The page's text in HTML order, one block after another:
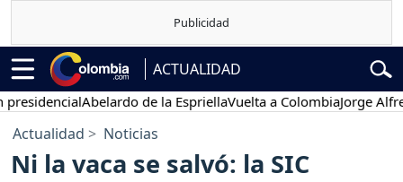
ACTUALIDAD
Abelardo de la EspriellaVuelta a ColombiaJorge Alfredo
Actualidad Noticias
Ni la vaca se salvó: la SIC